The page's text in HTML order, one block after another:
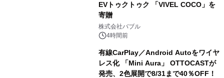
EVトゥクトゥク 「VIVEL COCO」を
寄贈
株式会社バブル
4時間前
有線CarPlay／Android Autoをワイヤ
レス化 「Mini Aura」 OTTOCASTが
発売、2色展開で8/31まで40％OFF！